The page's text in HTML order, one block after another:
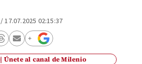
/17.07.2025 02:15:37
Únete al canal de Milenio